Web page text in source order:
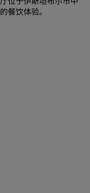
餐饮体验。